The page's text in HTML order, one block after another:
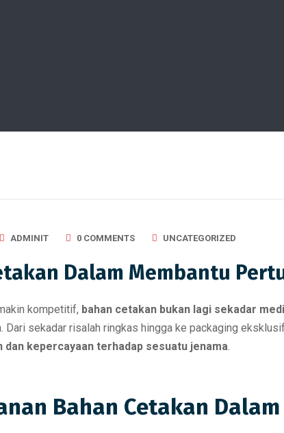
ADMINIT 0 COMMENTS UNCATEGORIZED
Dalam Membantu
kompetitif, bahan cetakan bukan lagi sekadar
Dari sekadar risalah ringkas hingga ke packaging
dan kepercayaan terhadap sesuatu jenama.
Bahan Cetakan